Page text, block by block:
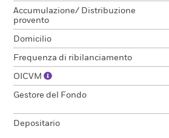
Accumulazione/ Distribuzione
provento
Domicilio
Frequenza di ribilanciamento
OICVM
Gestore del Fondo
Depositario